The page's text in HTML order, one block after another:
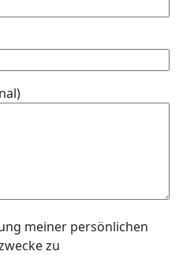
meiner persönlichen
zu